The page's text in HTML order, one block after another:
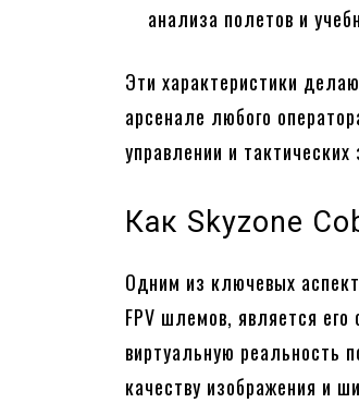
анализа полетов и
Эти характеристики
арсенале любого
управлении и тактических
Как Skyzone
Одним из ключевых
FPV шлемов, является
виртуальную реальность
качеству изображения и